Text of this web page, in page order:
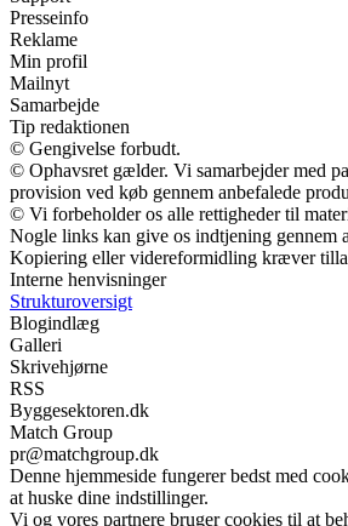
Presseinfo
Reklame
Min profil
Mailnyt
Samarbejde
Tip redaktionen
© Gengivelse forbudt.
© Ophavsret gælder. Vi samarbejder med
provision ved køb gennem anbefalede
© Vi forbeholder os alle rettigheder til
Nogle links kan give os indtjening gennem
Kopiering eller videreformidling kræver
Interne henvisninger
Strukturoversigt
Blogindlæg
Galleri
Skrivehjørne
RSS
Byggesektoren.dk
Match Group
pr@matchgroup.dk
Denne hjemmeside fungerer bedst med
at huske dine indstillinger.
Vi og vores partnere bruger cookies til at